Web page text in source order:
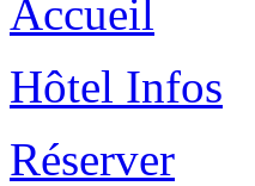
Accueil
Hôtel Infos
Réserver